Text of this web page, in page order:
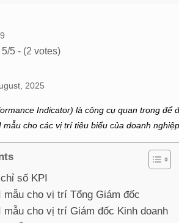
5/5 - (2 votes)
2025
Indicator) là công cụ quan trọng
mẫu cho các vị trí tiêu biểu của doanh nghiệp.
số KPI
mẫu cho vị trí Tổng Giám đốc
mẫu cho vị trí Giám đốc Kinh doanh